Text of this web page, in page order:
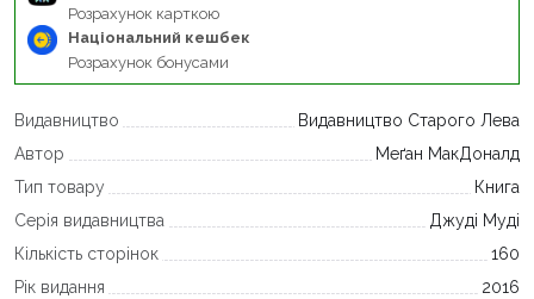
Розрахунок карткою
Національний кешбек
Розрахунок бонусами
Видавництво
Видавництво Старого Лева
Автор
Меґан МакДоналд
Тип товару
Книга
Серія видавництва
Джуді Муді
Кількість сторінок
160
Рік видання
2016